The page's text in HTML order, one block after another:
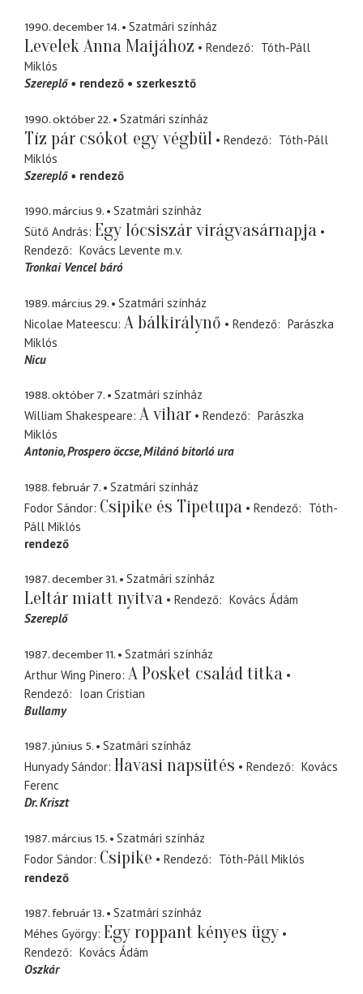
1990. december 14. Szatmári színház
Levelek Anna Maijához Rendező
Tóth-Páll
Miklós
Szereplő
rendező szerkesztő
1990. október 22. Szatmári színház
Tíz pár csókot egy végbül Rendező
Tóth-Páll
Miklós
Szereplő
rendező
1990. március 9.
Szatmári színház
Sütő András Egy lócsiszár virágvasárnapja
Rendező Kovács Levente m.v.
Tronkai Vencel báró
1989. március 29.
Szatmári színház
Nicolae Mateescu A bálkirálynő Rendező
Parászka
Miklós
Nicu
1988. október 7.
Szatmári színház
William Shakespeare A vihar Rendező
Parászka
Miklós
Antonio Prospero öccse, Milánó bitorló ura
1988. február 7.
Szatmári színház
Fodor Sándor Csipike és Tipetupa Rendező
Tóth-
Páll Miklós
rendező
1987. december 31. Szatmári színház
Leltár miatt nyitva Rendező
Kovács Ádám
Szereplő
1987. december 11.
Szatmári színház
Arthur Wing Pinero A Posket család titka
Rendező
Ioan Cristian
Bullamy
1987. június 5.
Szatmári színház
Hunyady Sándor Havasi napsütés Rendező
Kovács
Ferenc
Dr. Kriszt
1987. március 15.
Szatmári színház
Fodor Sándor Csipike Rendező
Tóth-Páll Miklós
rendező
1987. február 13.
Szatmári színház
Méhes György Egy roppant kényes ügy
Rendező
Kovács Ádám
Oszkár